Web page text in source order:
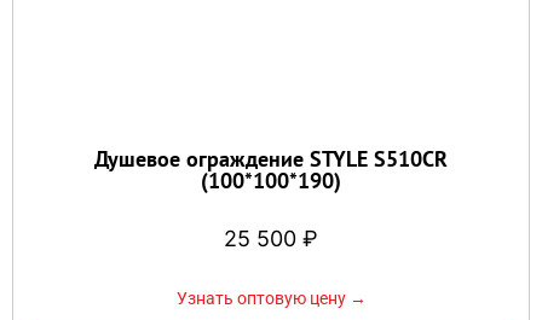
Душевое ограждение STYLE S510CR
(100*100*190)
25 500 ₽
Узнать оптовую цену →